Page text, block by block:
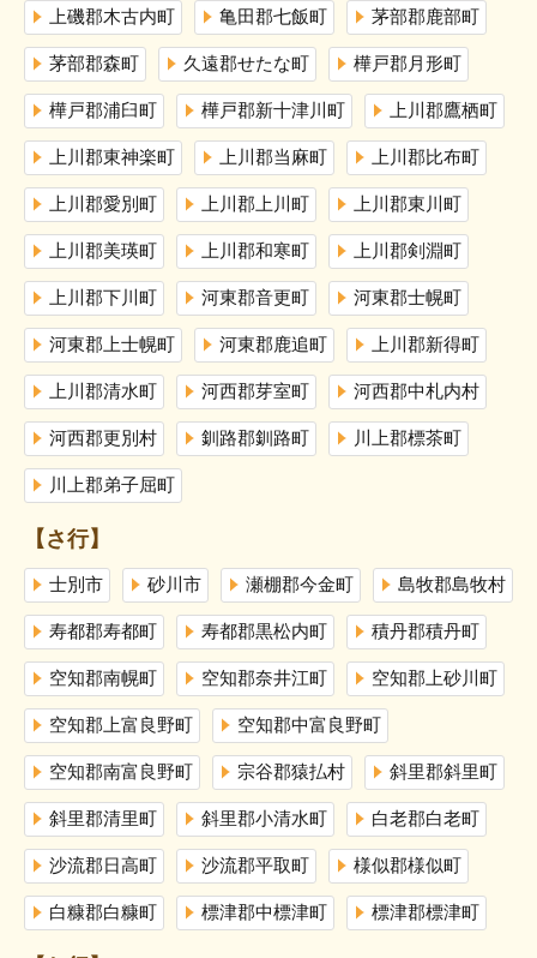
上磯郡木古内町 亀田郡七飯町 茅部郡鹿部町
茅部郡森町 久遠郡せたな町 樺戸郡月形町
樺戸郡浦臼町 樺戸郡新十津川町 上川郡鷹栖町
上川郡東神楽町 上川郡当麻町 上川郡比布町
上川郡愛別町 上川郡上川町 上川郡東川町
上川郡美瑛町 上川郡和寒町 上川郡剣淵町
上川郡下川町 河東郡音更町 河東郡士幌町
河東郡上士幌町 河東郡鹿追町 上川郡新得町
上川郡清水町 河西郡芽室町 河西郡中札内村
河西郡更別村 釧路郡釧路町 川上郡標茶町
川上郡弟子屈町
【さ行】
士別市 砂川市 瀬棚郡今金町 島牧郡島牧村
寿都郡寿都町 寿都郡黒松内町 積丹郡積丹町
空知郡南幌町 空知郡奈井江町 空知郡上砂川町
空知郡上富良野町 空知郡中富良野町
空知郡南富良野町 宗谷郡猿払村 斜里郡斜里町
斜里郡清里町 斜里郡小清水町 白老郡白老町
沙流郡日高町 沙流郡平取町 様似郡様似町
白糠郡白糠町 標津郡中標津町 標津郡標津町